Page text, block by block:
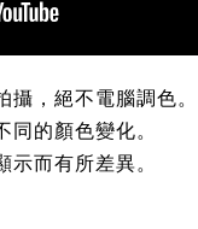
，絕不電腦調色。
的顏色變化。
而有所差異。